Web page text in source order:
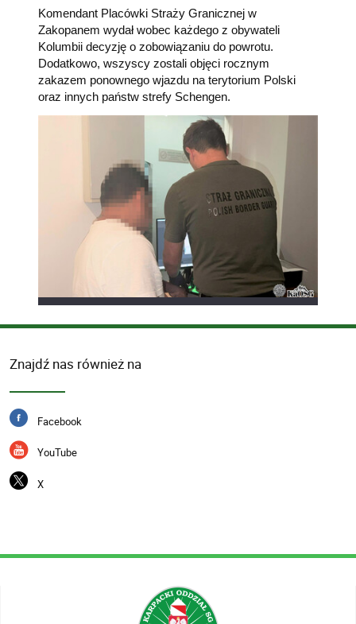
Komendant Placówki Straży Granicznej w
Zakopanem wydał wobec każdego z obywateli
Kolumbii decyzję o zobowiązaniu do powrotu.
Dodatkowo, wszyscy zostali objęci rocznym
zakazem ponownego wjazdu na terytorium Polski
oraz innych państw strefy Schengen.
Znajdź nas również na
Facebook
YouTube
X